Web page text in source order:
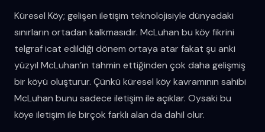
Küresel Köy; gelişen iletişim teknolojisiyle dünyadaki
sınırların ortadan kalkmasıdır. McLuhan bu köy fikrini
telgraf icat edildiği dönem ortaya atar fakat şu anki
yüzyıl McLuhan’ın tahmin ettiğinden çok daha gelişmiş
bir köyü oluşturur. Çünkü küresel köy kavramının sahibi
McLuhan bunu sadece iletişim ile açıklar. Oysaki bu
köye iletişim ile birçok farklı alan da dahil olur.